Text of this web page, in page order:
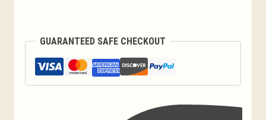
Mano
Poderosa
cantidad
GUARANTEED SAFE CHECKOUT